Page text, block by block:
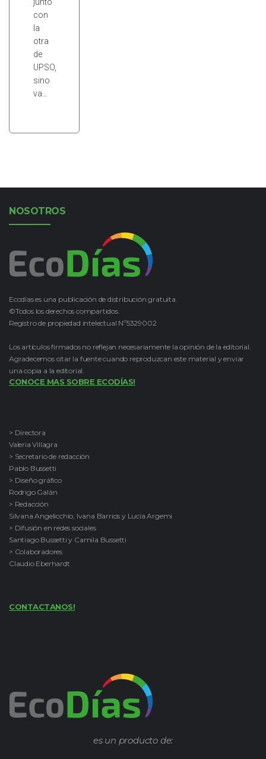
con
la
otra
de
UPSO,
sino
va…
NOSOTROS
Ecodías es una publicación de distribución gratuita.
©Todos los derechos compartidos.
Registro de propiedad intelectual Nº5329002
Los artículos firmados no reflejan necesariamente la opinión de la editorial.
Agradecemos citar la fuente cuando reproduzcan este material y enviar
una copia a la editorial.
CONOCE MAS SOBRE ECODÍAS!
> Directora
Valeria Villagra
> Secretario de redacción
Pablo Bussetti
> Diseño gráfico
Rodrigo Galán
> Redacción
Silvana Angelicchio, Ivana Barrios y Lucía Argemi
> Difusión en redes sociales
Santiago Bussetti y Camila Bussetti
> Colaboradores
Claudio Eberhardt
CONTACTANOS!
es un producto de: